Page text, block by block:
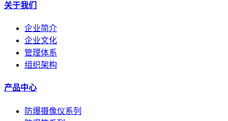
关于我们
企业简介
企业文化
管理体系
组织架构
产品中心
防爆摄像仪系列